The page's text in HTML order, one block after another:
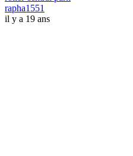
rapha1551
il y a 19 ans